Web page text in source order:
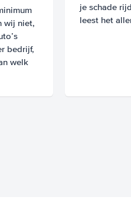
wij niet,
bedrijf,
welk
je schade
leest het